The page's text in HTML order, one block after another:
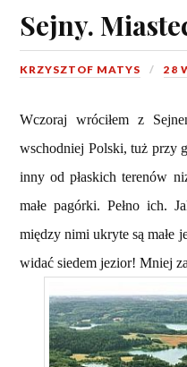
Sejny.
KRZYSZTOF MATYS 28
Wczoraj wróciłem z
wschodniej Polski, tuż przy
inny od płaskich terenów
małe pagórki. Pełno ich.
między nimi ukryte są małe
widać siedem jezior! Mniej